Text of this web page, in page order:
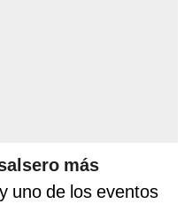
más
y uno de los eventos